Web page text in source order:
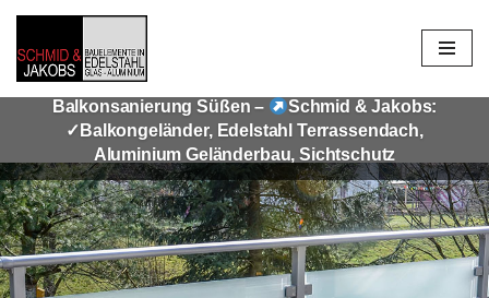
Zum
Inhalt
springenBalkonsanierung Süßen –
Schmid & Jakobs:
✓Balkongeländer, Edelstahl Terrassendach,
Aluminium Geländerbau, Sichtschutz